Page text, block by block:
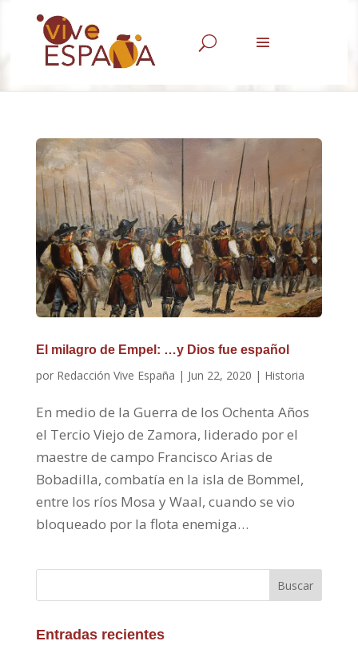
U
El milagro de Empel: …y Dios fue español
por Redacción Vive España | Jun 22, 2020 | Historia
En medio de la Guerra de los Ochenta Años
el Tercio Viejo de Zamora, liderado por el
maestre de campo Francisco Arias de
Bobadilla, combatía en la isla de Bommel,
entre los ríos Mosa y Waal, cuando se vio
bloqueado por la flota enemiga…
Buscar
Entradas recientes